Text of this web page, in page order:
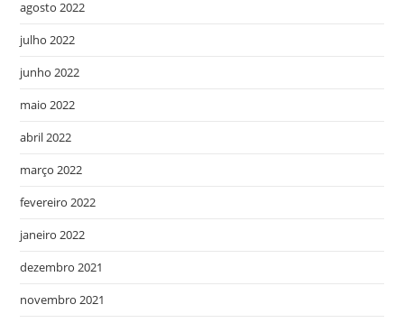
agosto 2022
julho 2022
junho 2022
maio 2022
abril 2022
março 2022
fevereiro 2022
janeiro 2022
dezembro 2021
novembro 2021